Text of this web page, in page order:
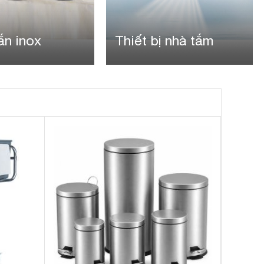
nhà tắm Dụng cụ vệ sinh